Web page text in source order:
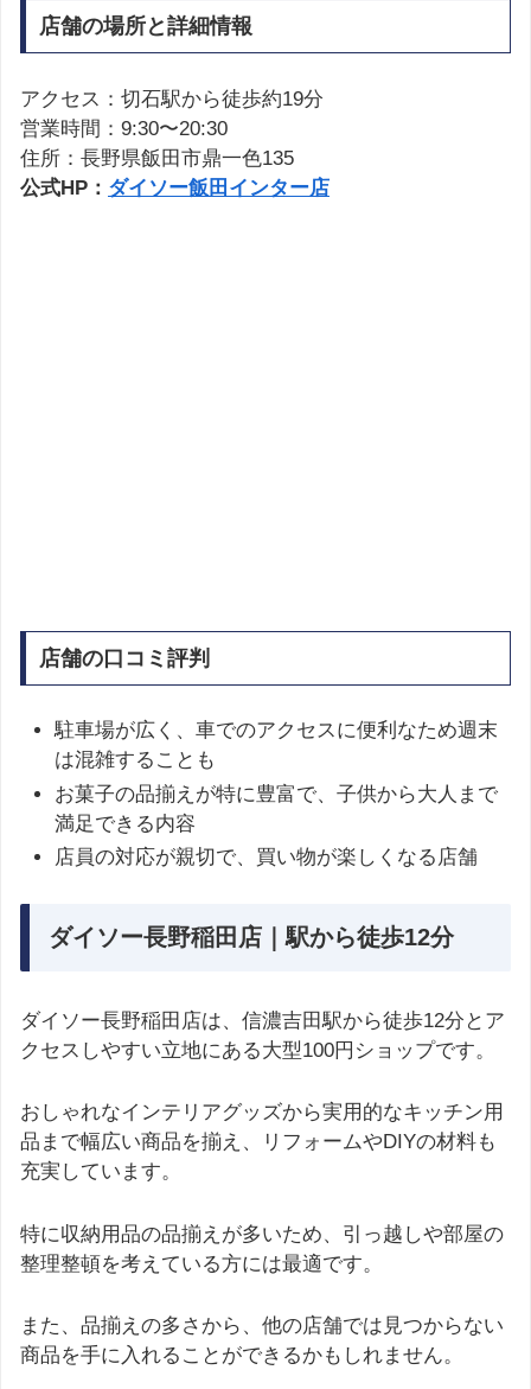
店舗の場所と詳細情報
アクセス：切石駅から徒歩約19分
営業時間：9:30〜20:30
住所：長野県飯田市鼎一色135
公式HP： ダイソー飯田インター店
店舗の口コミ評判
駐車場が広く、車でのアクセスに便利なため週末
は混雑することも
お菓子の品揃えが特に豊富で、子供から大人まで
満足できる内容
店員の対応が親切で、買い物が楽しくなる店舗
ダイソー長野稲田店｜駅から徒歩12分
ダイソー長野稲田店は、信濃吉田駅から徒歩12分とア
クセスしやすい立地にある大型100円ショップです。
おしゃれなインテリアグッズから実用的なキッチン用
品まで幅広い商品を揃え、リフォームやDIYの材料も
充実しています。
特に収納用品の品揃えが多いため、引っ越しや部屋の
整理整頓を考えている方には最適です。
また、品揃えの多さから、他の店舗では見つからない
商品を手に入れることができるかもしれません。